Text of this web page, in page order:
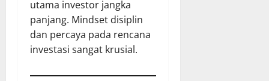
utama investor jangka
panjang. Mindset disiplin
dan percaya pada rencana
investasi sangat krusial.